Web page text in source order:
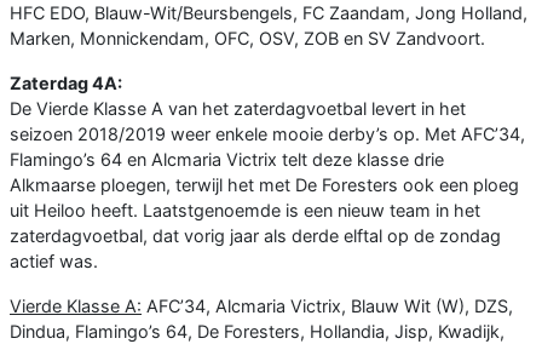
HFC EDO, Blauw-Wit/Beursbengels, FC Zaandam, Jong Holland,
Marken, Monnickendam, OFC, OSV, ZOB en SV Zandvoort.
Zaterdag 4A:
De Vierde Klasse A van het zaterdagvoetbal levert in het
seizoen 2018/2019 weer enkele mooie derby’s op. Met AFC’34,
Flamingo’s 64 en Alcmaria Victrix telt deze klasse drie
Alkmaarse ploegen, terwijl het met De Foresters ook een ploeg
uit Heiloo heeft. Laatstgenoemde is een nieuw team in het
zaterdagvoetbal, dat vorig jaar als derde elftal op de zondag
actief was.
Vierde Klasse A: AFC’34, Alcmaria Victrix, Blauw Wit (W), DZS,
Dindua, Flamingo’s 64, De Foresters, Hollandia, Jisp, Kwadijk,